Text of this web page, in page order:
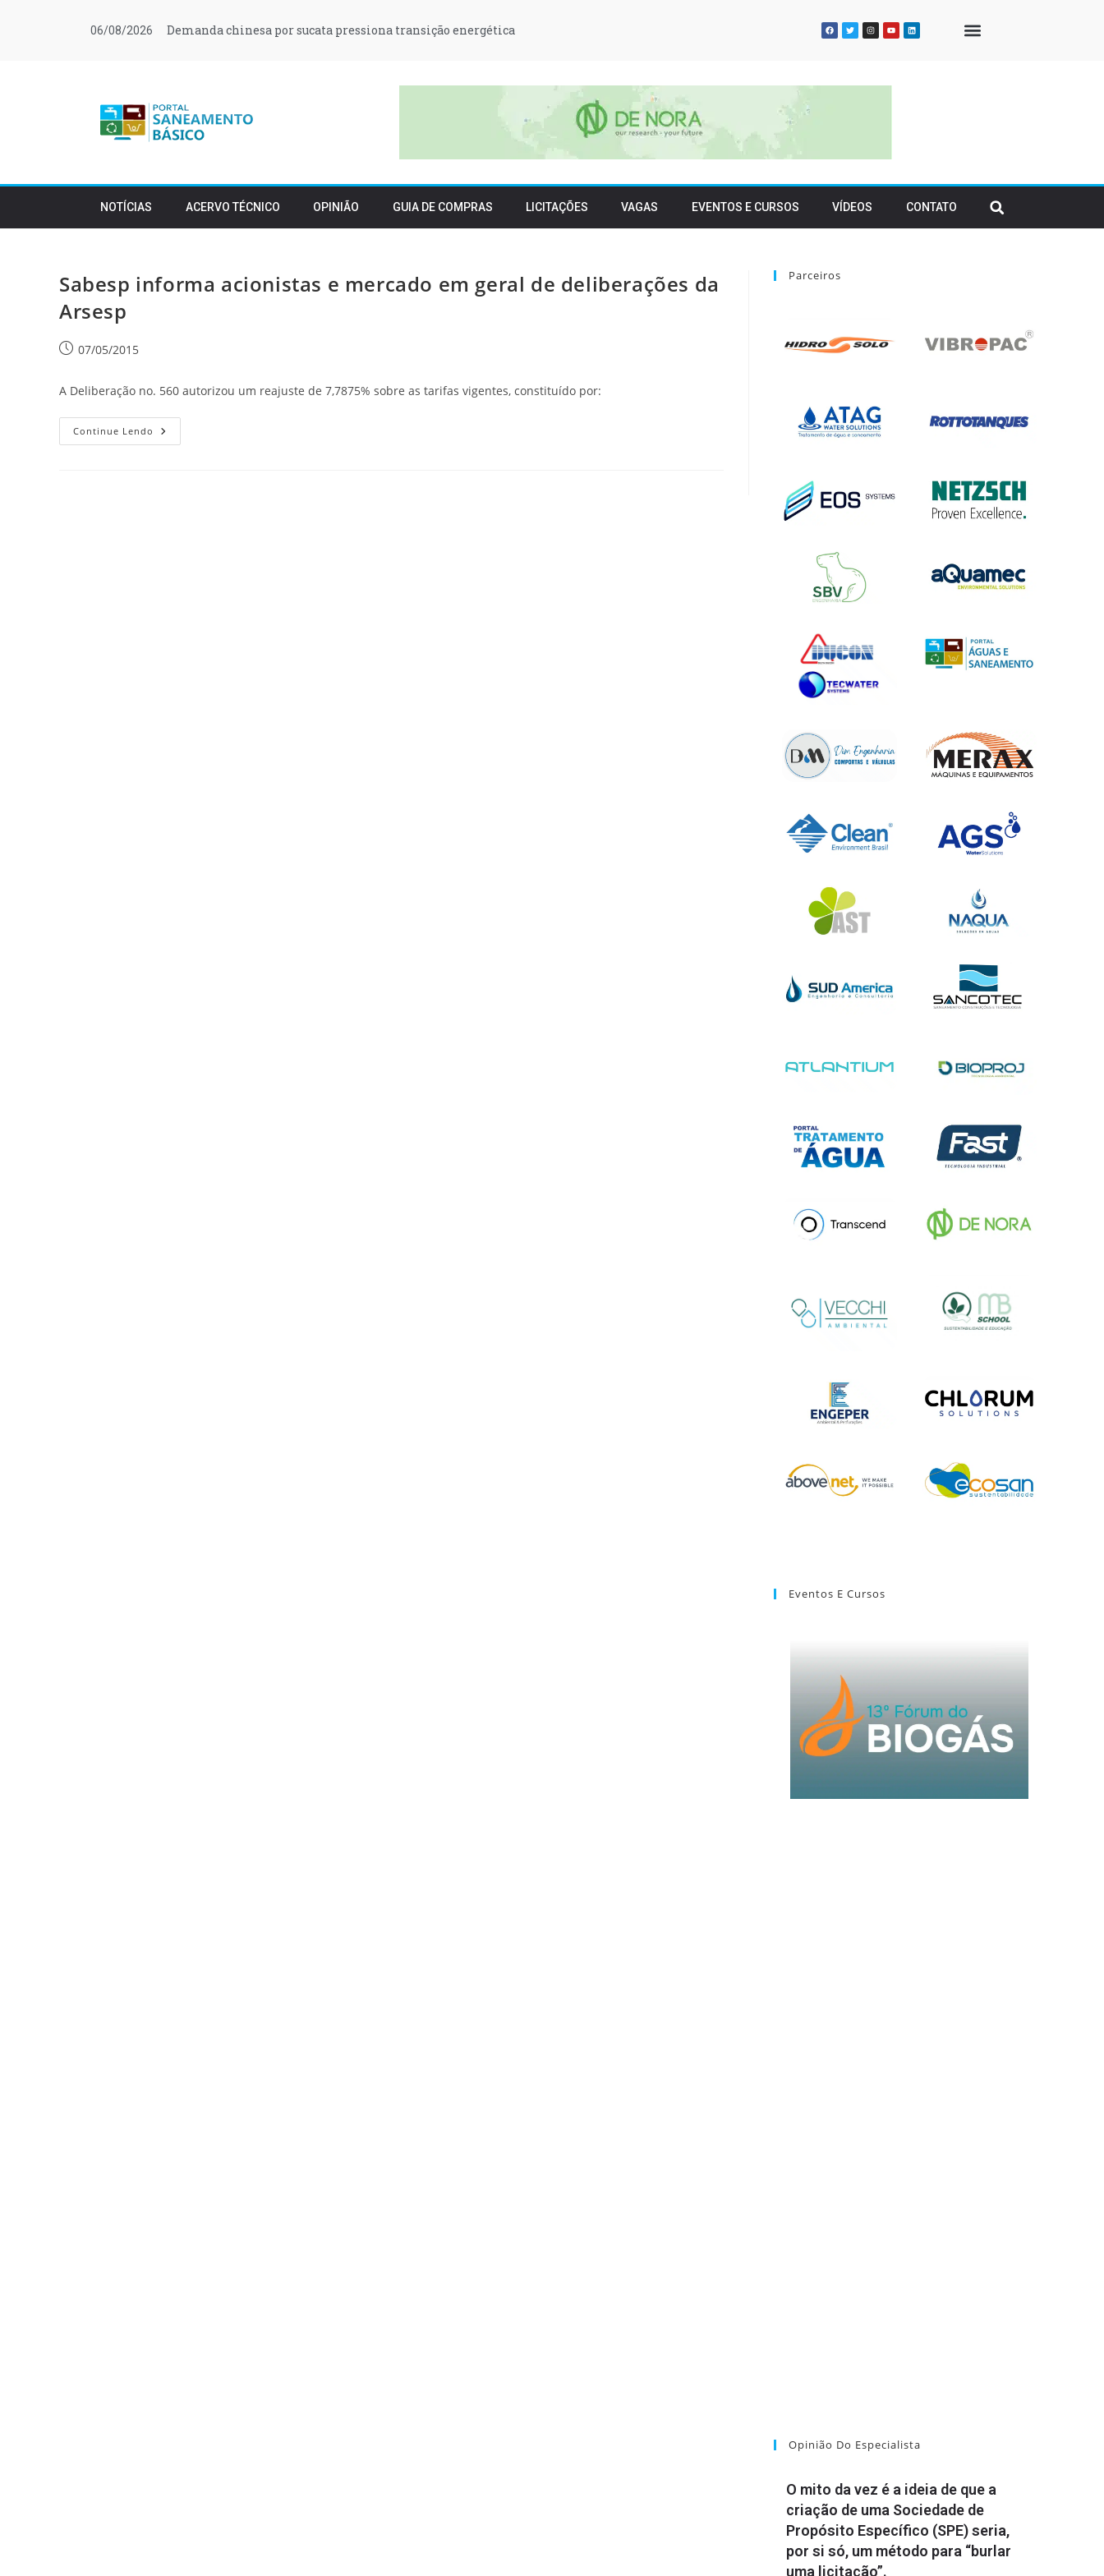
06/08/2026 Demanda chinesa por sucata pressiona transição energética
NOTÍCIAS ACERVO TÉCNICO OPINIÃO GUIA DE COMPRAS LICITAÇÕES VAGAS EVENTOS E CURSOS VÍDEOS CONTATO
Sabesp informa acionistas e mercado em geral de deliberações da
Arsesp
07/05/2015
A Deliberação no. 560 autorizou um reajuste de 7,7875% sobre as tarifas vigentes, constituído por:
Continue Lendo
Parceiros
Eventos E Cursos
Opinião Do Especialista
O mito da vez é a ideia de que a
criação de uma Sociedade de
Propósito Específico (SPE) seria,
por si só, um método para “burlar
uma licitação”.